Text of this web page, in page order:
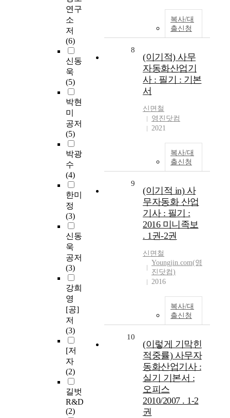
연구
소
저
(6)
신동
욱
(5)
박현
미
공저
(5)
박광
수
(4)
한미
정
(3)
신동
욱
공저
(3)
강희
영
[공]
저
(3)
[저
자
(2)
길벗
R&D
(2)
복사/대
출신청
8
(이기적) 사무
자동화산업기
사 : 필기 : 기본
서
신면철
영진닷컴
2021
복사/대
출신청
9
(이기적 in) 사
무자동화 산업
기사 : 필기 :
2016 미니족보
. 1권-2권
신면철
Youngjin.com(영
진닷컴)
2016
복사/대
출신청
10
(이렇게 기막힌
적중률) 사무자
동화산업기사 :
실기 기본서 :
오피스
2010/2007 . 1-2
권